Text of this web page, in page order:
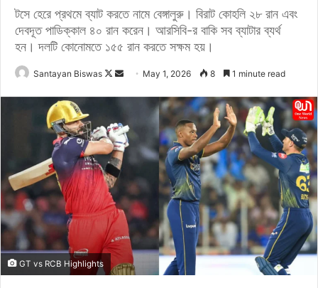
টসে হেরে প্রথমে ব্যাট করতে নামে বেঙ্গালুরু। বিরাট কোহলি ২৮ রান এবং
দেবদূত পাডিক্কাল ৪০ রান করেন। আরসিবি-র বাকি সব ব্যাটার ব্যর্থ
হন। দলটি কোনোমতে ১৫৫ রান করতে সক্ষম হয়।
Santayan Biswas
F
l
o
w
o
X
d
a
m
a
May 1, 2026 8 1 minute read
GT vs RCB Highlights